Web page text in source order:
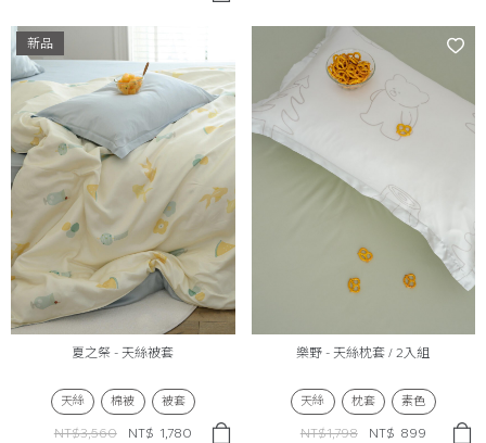
新品
夏之祭 - 天絲被套
天絲 棉被 被套
NT$3,560 NT$ 1,780
樂野 - 天絲枕套 / 2入組
天絲 枕套 素色
NT$1,798 NT$ 899